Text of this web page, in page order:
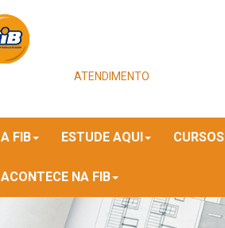
ATENDIMENTO
A FIB ESTUDE AQUI CURSOS
ACONTECE NA FIB